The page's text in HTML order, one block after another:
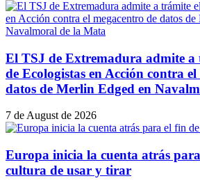
El TSJ de Extremadura admite a
de Ecologistas en Acción contra
datos de Merlin Edged en
7 de August de 2026
Europa inicia la cuenta atrás
cultura de usar y tirar